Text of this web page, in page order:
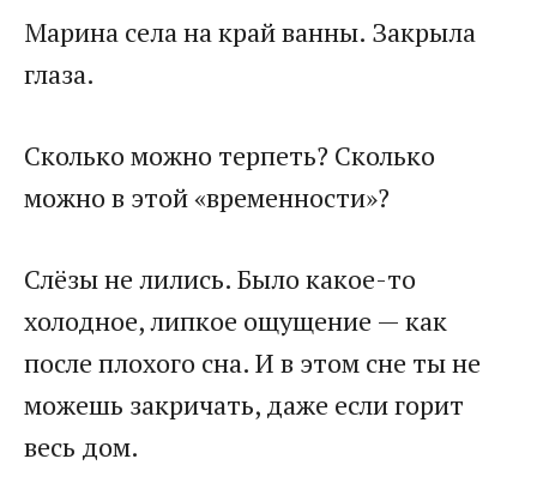
Марина села на край ванны. Закрыла
глаза.
Сколько можно терпеть? Сколько
можно в этой «временности»?
Слёзы не лились. Было какое-то
холодное, липкое ощущение — как
после плохого сна. И в этом сне ты не
можешь закричать, даже если горит
весь дом.